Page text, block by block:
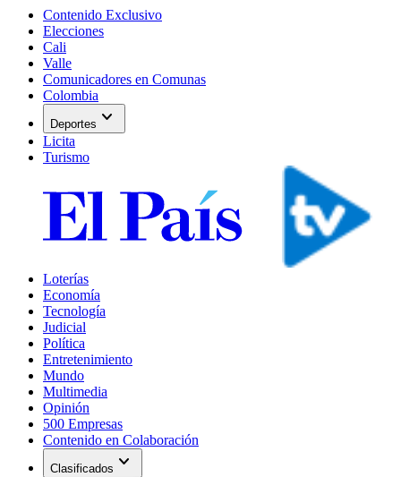
Contenido Exclusivo
Elecciones
Cali
Valle
Comunicadores en Comunas
Colombia
Deportes expand_more
Licita
Turismo
Loterías
Economía
Tecnología
Judicial
Política
Entretenimiento
Mundo
Multimedia
Opinión
500 Empresas
Contenido en Colaboración
Clasificados expand_more